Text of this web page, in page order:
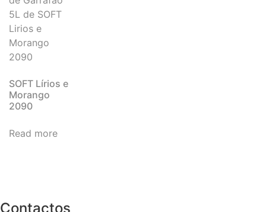
SOFT Lírios e
Morango
2090
Read more
Contactos